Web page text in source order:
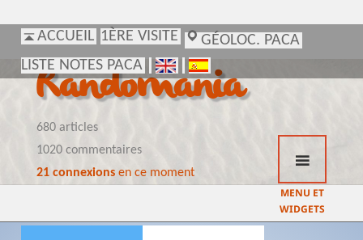
ACCUEIL 1ÈRE VISITE
GÉOLOC. PACA
LISTE NOTES PACA
Randomania
680 articles
1020 commentaires
21 connexionsen ce moment
MENU ET
WIDGETS
ACCUEIL 1ÈRE VISITE
GÉOLOC. PACA
LISTE NOTES PACA